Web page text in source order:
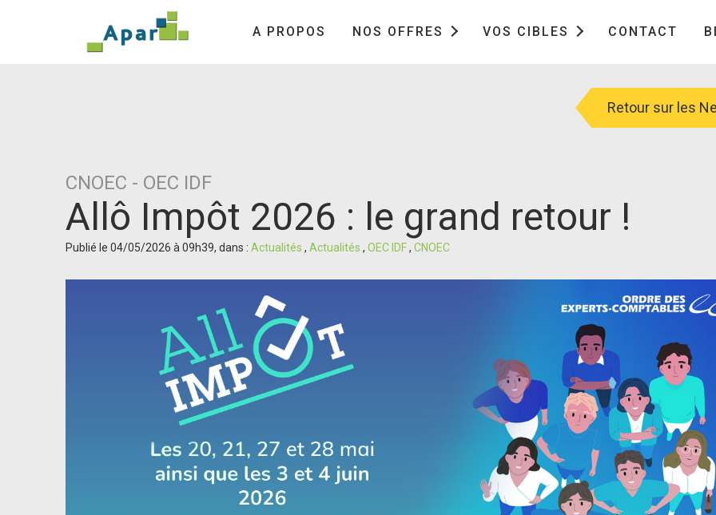
A PROPOS NOS OFFRES VOS CIBLES CONTACT
Retour sur les
CNOEC - OEC IDF
Allô Impôt 2026 : le grand retour !
Publié le 04/05/2026 à 09h39, dans : Actualités , Actualités , OEC IDF, CNOEC